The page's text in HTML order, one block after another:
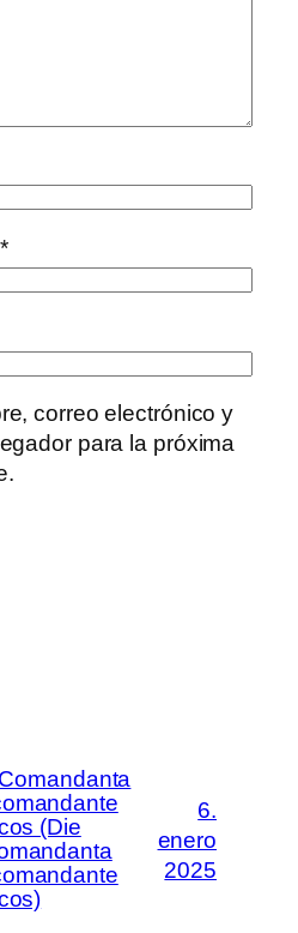
*
correo electrónico y
para la próxima
(Die
6.
enero
2025